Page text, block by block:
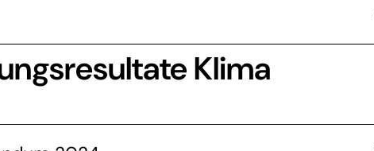
Klima